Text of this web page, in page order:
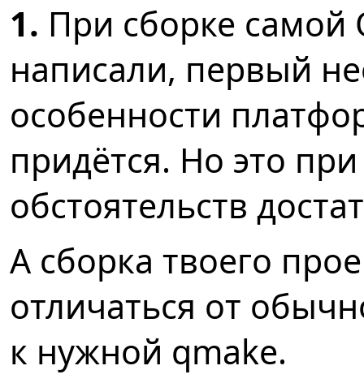
1. При сборке самой
написали, первый
особенности
придётся. Но это
обстоятельств
А сборка твоего
отличаться от
к нужной qmake.